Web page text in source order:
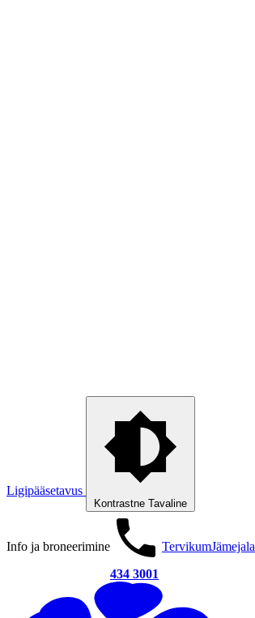
Ligipääsetavus
Kontrastne Tavaline
Info ja broneerimine
434 3001
TervikumJämejala